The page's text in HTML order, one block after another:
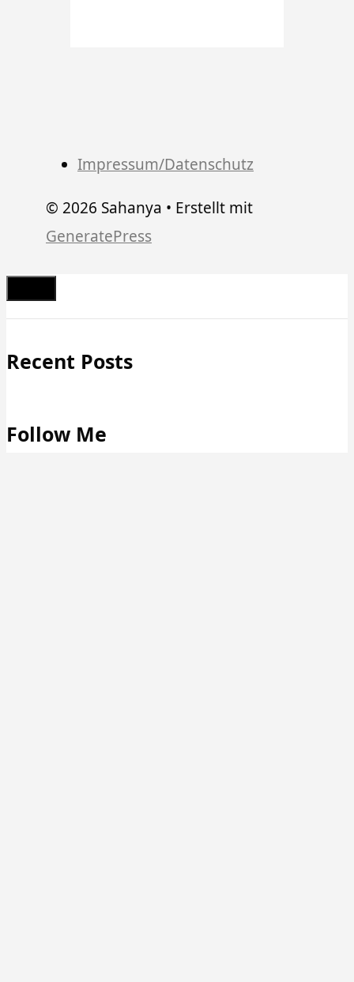
Impressum/Datenschutz
© 2026 Sahanya • Erstellt mit
GeneratePress
Schließen
Recent Posts
Follow Me